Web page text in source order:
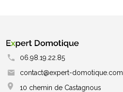
06.98.19.22.85
contact@expert-domotique.com
10 chemin de Castagnous